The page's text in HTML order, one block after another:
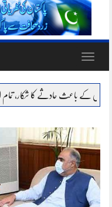
Toggle
کا شکار، تمام اہلکار شہید